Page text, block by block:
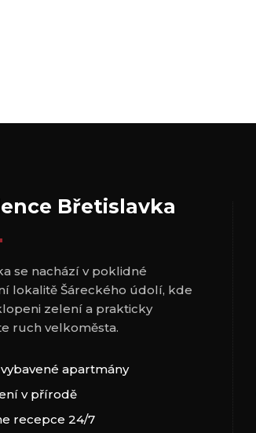
Břetislavka
se nachází v poklidné
lokalitě Šáreckého údolí, kde
zelení a prakticky
ruch velkoměsta.
apartmány
v přírodě
recepce 24/7